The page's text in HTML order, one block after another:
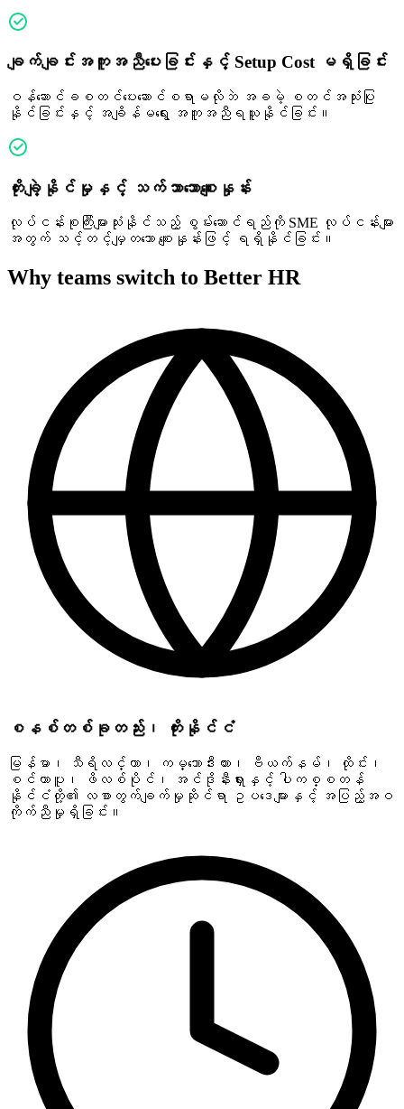
ချက်ချင်းအကူအညီပေးခြင်းနှင့် Setup Cost မရှိခြင်း
ဝန်ဆောင်ခစတင်ပေးဆောင်စရာမလိုဘဲ အခမဲ့ စတင်အသုံးပြု
နိုင်ခြင်းနှင့် အချိန်မရွေး အကူအညီရယူနိုင်ခြင်း။
တိုးချဲ့နိုင်မှုနှင့် သက်သာသောစျေးနှုန်း
လုပ်ငန်းစုကြီးများသုံးနိုင်သည့် စွမ်းဆောင်ရည်ကို SME လုပ်ငန်းများ
အတွက် သင့်တင့်မျှတသော စျေးနှုန်းဖြင့် ရရှိနိုင်ခြင်း။
Why teams switch to Better HR
စနစ်တစ်ခုတည်း၊ ကိုးနိုင်ငံ
မြန်မာ၊ သီရိလင်္ကာ၊ ကမ္ဘောဒီးယား၊ ဗီယက်နမ်၊ ထိုင်း၊
စင်ကာပူ၊ ဖိလစ်ပိုင်၊ အင်ဒိုနီးရှားနှင့် ပါကစ္စတန်
နိုင်ငံတို့၏ လစာတွက်ချက်မှုဆိုင်ရာ ဥပဒေများနှင့် အပြည့်အဝ
ကိုက်ညီမှုရှိခြင်း။